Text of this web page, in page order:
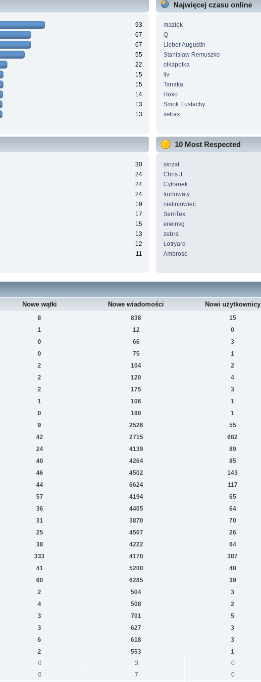
93
67
67
55
22
15
15
14
13
13
Najwięcej czasu online
maziek
Q
Lieber Augustin
Stanisław Remuszko
olkapolka
liv
Tanaka
Hoko
Smok Eustachy
xetras
30
24
24
24
19
17
15
13
12
11
10 Most Respected
skrzat
Chris J.
Cyfranek
trurlowaty
nieliniowiec
SemTex
erwinvg
zebra
Łotryard
Ambrose
Nowe wątki Nowe wiadomości Nowi użytkownicy
8 838 15
1 12 0
0 66 3
0 75 1
2 104 2
2 120 4
2 175 3
1 106 1
0 180 1
9 2526 55
42 2715 682
24 4139 89
40 4264 85
46 4502 143
44 6624 117
57 4194 65
36 4405 64
31 3870 70
25 4507 26
38 4222 64
333 4170 387
41 5200 48
60 6285 39
2 504 3
4 508 2
3 701 5
3 627 3
6 618 3
2 553 1
0 3 0
0 7 0